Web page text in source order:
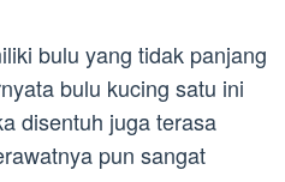
bulu yang tidak panjang
bulu kucing satu ini
disentuh juga terasa
pun sangat